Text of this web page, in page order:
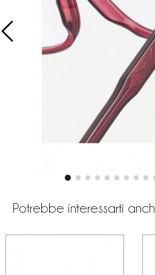
Potrebbe interessarti